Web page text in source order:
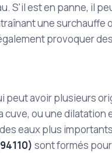
S'il est en panne, il
une surchauffe
provoquer
peut avoir plusieurs
ou une
eaux plus
sont formés